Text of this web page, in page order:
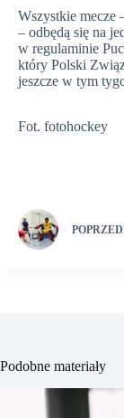
Wszystkie mecze
– odbędą się na
w regulaminie
który Polski
jeszcze w tym
Fot. fotohockey
Podobne materiały